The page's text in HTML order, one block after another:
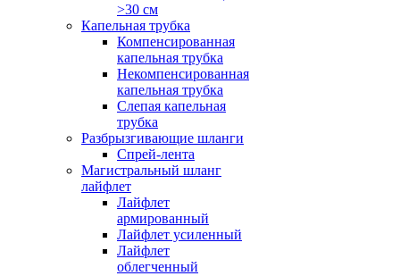
>30 см
Капельная трубка
Компенсированная
капельная трубка
Некомпенсированная
капельная трубка
Слепая капельная
трубка
Разбрызгивающие шланги
Спрей-лента
Магистральный шланг
лайфлет
Лайфлет
армированный
Лайфлет усиленный
Лайфлет
облегченный